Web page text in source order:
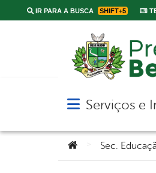
IR PARA A BUSCA SHIFT+5
Abrir menu
Serviços e
Você está aqui:
Sec.